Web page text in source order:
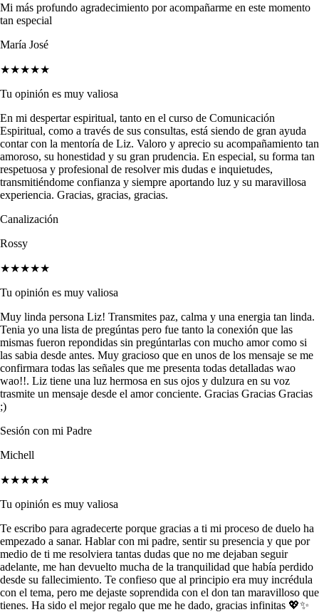
Mi más profundo agradecimiento por acompañarme en este momento
tan especial
María José
★★★★★
Tu opinión es muy valiosa
En mi despertar espiritual, tanto en el curso de Comunicación
Espiritual, como a través de sus consultas, está siendo de gran ayuda
contar con la mentoría de Liz. Valoro y aprecio su acompañamiento tan
amoroso, su honestidad y su gran prudencia. En especial, su forma tan
respetuosa y profesional de resolver mis dudas e inquietudes,
transmitiéndome confianza y siempre aportando luz y su maravillosa
experiencia. Gracias, gracias, gracias.
Canalización
Rossy
★★★★★
Tu opinión es muy valiosa
Muy linda persona Liz! Transmites paz, calma y una energia tan linda.
Tenia yo una lista de pregúntas pero fue tanto la conexión que las
mismas fueron repondidas sin pregúntarlas con mucho amor como si
las sabia desde antes. Muy gracioso que en unos de los mensaje se me
confirmara todas las señales que me presenta todas detalladas wao
wao!!. Liz tiene una luz hermosa en sus ojos y dulzura en su voz
trasmite un mensaje desde el amor conciente. Gracias Gracias Gracias
;)
Sesión con mi Padre
Michell
★★★★★
Tu opinión es muy valiosa
Te escribo para agradecerte porque gracias a ti mi proceso de duelo ha
empezado a sanar. Hablar con mi padre, sentir su presencia y que por
medio de ti me resolviera tantas dudas que no me dejaban seguir
adelante, me han devuelto mucha de la tranquilidad que había perdido
desde su fallecimiento. Te confieso que al principio era muy incrédula
con el tema, pero me dejaste soprendida con el don tan maravilloso que
tienes. Ha sido el mejor regalo que me he dado, gracias infinitas 💖✨